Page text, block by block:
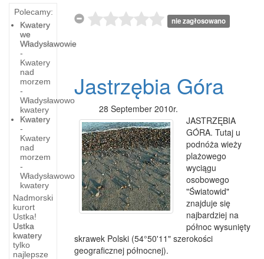
Polecamy:
Kwatery
we
Władysławowie
-
Kwatery
nad
morzem
-
Władysławowo
kwatery
Kwatery
-
Kwatery
nad
morzem
-
Władysławowo
kwatery
Nadmorski
kurort
Ustka!
Ustka
kwatery
tylko
najlepsze
Źródlana
Góra,
Stogi
-
Sobieszewo
polskim
nie zagłosowano
Jastrzębia Góra
28 September 2010r.
JASTRZĘBIA
GÓRA. Tutaj u
podnóża wieży
plażowego
wyciągu
osobowego
"Światowid"
znajduje się
najbardziej na
północ wysunięty
skrawek Polski (54°50'11" szerokości
geograficznej północnej).